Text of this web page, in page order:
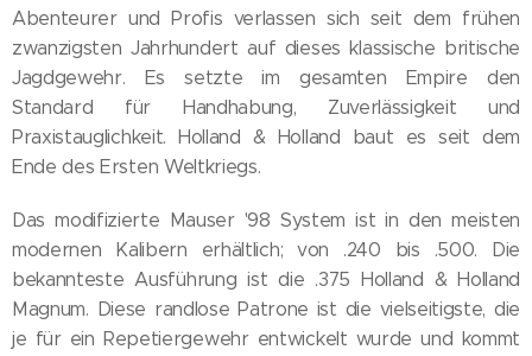
Abenteurer und Profis verlassen sich seit dem frühen
zwanzigsten Jahrhundert auf dieses klassische britische
Jagdgewehr. Es setzte im gesamten Empire den
Standard für Handhabung, Zuverlässigkeit und
Praxistauglichkeit. Holland & Holland baut es seit dem
Ende des Ersten Weltkriegs.
Das modifizierte Mauser '98 System ist in den meisten
modernen Kalibern erhältlich; von .240 bis .500. Die
bekannteste Ausführung ist die .375 Holland & Holland
Magnum. Diese randlose Patrone ist die vielseitigste, die
je für ein Repetiergewehr entwickelt wurde und kommt